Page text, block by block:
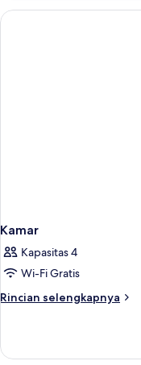
Kamar
Kapasitas 4
Wi-Fi Gratis
Rincian selengkapnya
Rincian
Kamar